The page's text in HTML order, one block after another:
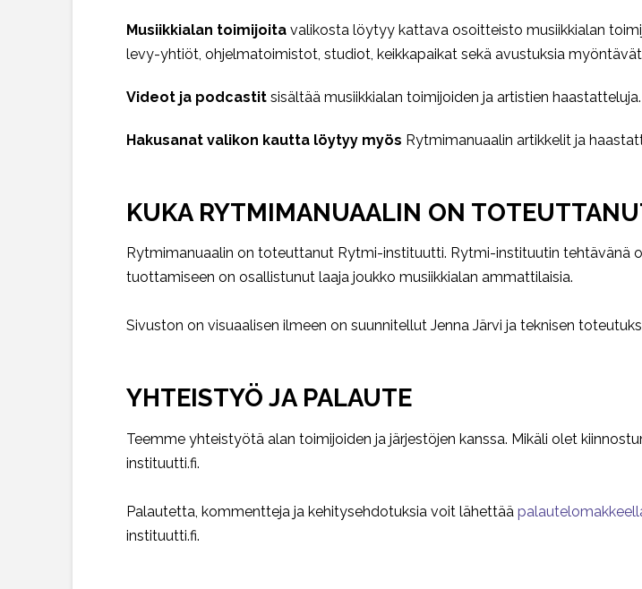
Musiikkialan toimijoita valikosta löytyy kattava osoitteisto musiikkialan
levy-yhtiöt, ohjelmatoimistot, studiot, keikkapaikat sekä avustuksia
Videot ja podcastit sisältää musiikkialan toimijoiden ja artistien haastatteluja.
Hakusanat valikon kautta löytyy myös Rytmimanuaalin artikkelit ja
KUKA RYTMIMANUAALIN ON
Rytmimanuaalin on toteuttanut Rytmi-instituutti. Rytmi-instituutin tehtävänä
tuottamiseen on osallistunut laaja joukko musiikkialan ammattilaisia.
Sivuston on visuaalisen ilmeen on suunnitellut Jenna Järvi ja teknisen
YHTEISTYÖ JA PALAUTE
Teemme yhteistyötä alan toimijoiden ja järjestöjen kanssa. Mikäli olet
instituutti.fi.
Palautetta, kommentteja ja kehitysehdotuksia voit lähettää
instituutti.fi.